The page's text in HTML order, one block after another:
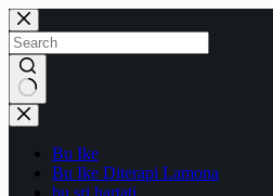
Skip
to
content
No
results
Bu Ike
Bu Ike Diterapi Lamona
bu sri hartati